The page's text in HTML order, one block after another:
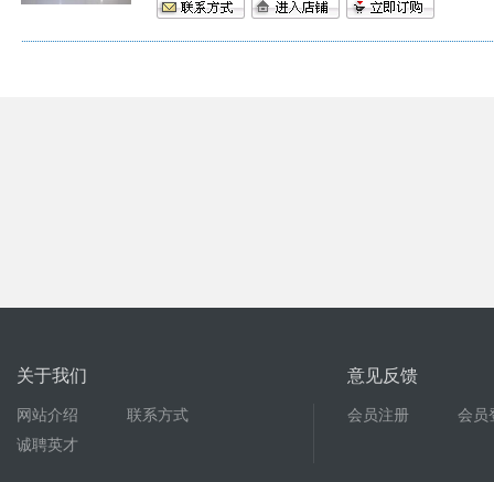
关于我们
网站介绍
联系方式
诚聘英才
意见反馈
会员注册 会员